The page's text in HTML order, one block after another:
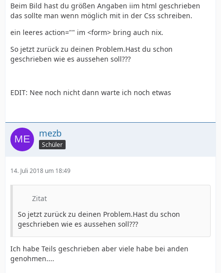
Beim Bild hast du größen Angaben iim html geschrieben
das sollte man wenn möglich mit in der Css schreiben.
ein leeres action="" im <form> bring auch nix.
So jetzt zurück zu deinen Problem.Hast du schon
geschrieben wie es aussehen soll???
EDIT: Nee noch nicht dann warte ich noch etwas
mezb
Schüler
14. Juli 2018 um 18:49
Zitat
So jetzt zurück zu deinen Problem.Hast du schon
geschrieben wie es aussehen soll???
Ich habe Teils geschrieben aber viele habe bei anden
genohmen....